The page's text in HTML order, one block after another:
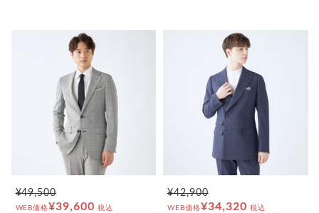
¥49,500
WEB価格¥39,600 税込
¥42,900
WEB価格¥34,320 税込